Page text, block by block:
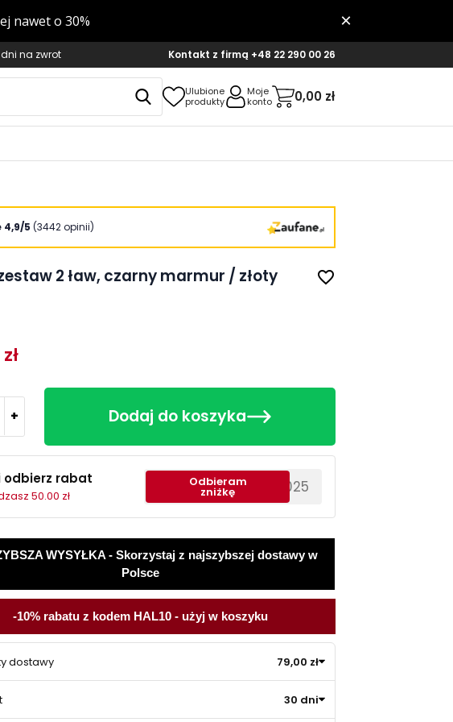
na zwrot Kontakt z firmą +48 22 290 00 26
Ulubione
produkty
Moje
konto
0,00 zł
4,9/5 (3442 opinii)
2 ław, czarny marmur / złoty favorite_border
+ Dodaj do koszyka
odbierz rabat
50.00 zł ********EWS2025
Odbieram
zniżkę
WYSYŁKA - Skorzystaj z najszybszej dostawy w
Polsce
-10% rabatu z kodem HAL10 - użyj w koszyku
dostawy 79,00 zł
30 dni